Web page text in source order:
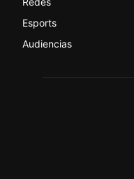
Esports
Audiencias